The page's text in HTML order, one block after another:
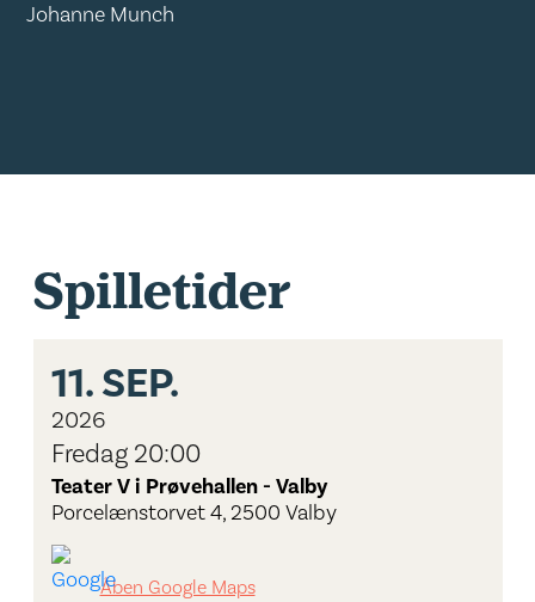
Johanne Munch
Spilletider
11.SEP.
2026
Fredag 20:00
Teater V i Prøvehallen - Valby
Porcelænstorvet 4, 2500 Valby
Åben Google Maps